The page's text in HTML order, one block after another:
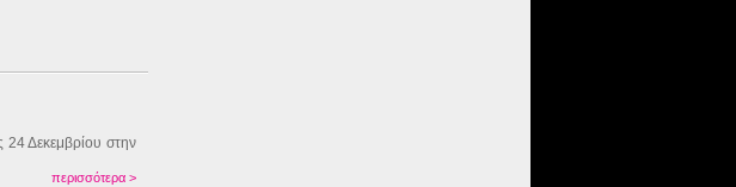
24 Δεκεμβρίου στην
περισσότερα >